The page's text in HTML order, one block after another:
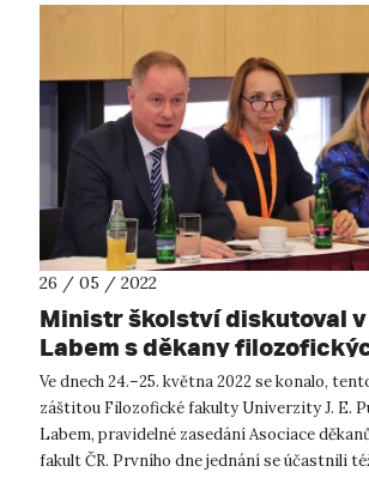
26 / 05 / 2022
Ministr školství diskutoval v
Labem s děkany
relevanci humanitních oborů
financování
Ve dnech 24.–25. května 2022 se konalo,
záštitou Filozofické fakulty Univerzity J. E.
Labem, pravidelné zasedání Asociace
fakult ČR. Prvního dne jednání se účastnili